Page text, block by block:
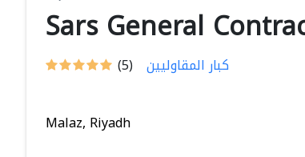
Sars General
(5) كبار المقاوليين
Malaz, Riyadh